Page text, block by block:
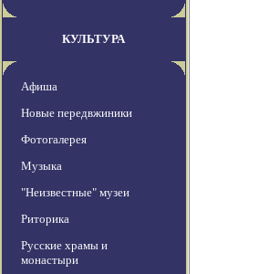
КУЛЬТУРА
Афиша
Новые передвжиники
Фотогалерея
Музыка
"Неизвестные" музеи
Риторика
Русские храмы и
монастыри